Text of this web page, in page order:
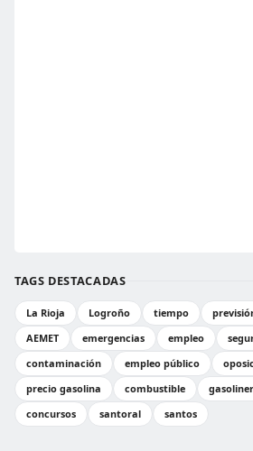
TAGS DESTACADAS
La Rioja Logroño tiempo
AEMET
emergencias empleo
contaminación
empleo público
precio gasolina
combustible
concursos
santoral santos